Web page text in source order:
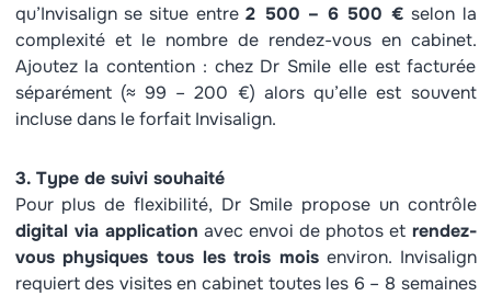
qu’Invisalign se situe entre2 500 – 6 500 € selon la
complexité et le nombre de rendez-vous en cabinet.
Ajoutez la contention : chez Dr Smile elle est facturée
séparément (≈ 99 – 200 €) alors qu’elle est souvent
incluse dans le forfait Invisalign.
3. Type de suivi souhaité
Pour plus de flexibilité, Dr Smile propose un contrôle
digital via application avec envoi de photos et rendez-
vous physiques tous les trois mois environ. Invisalign
requiert des visites en cabinet toutes les 6 – 8 semaines